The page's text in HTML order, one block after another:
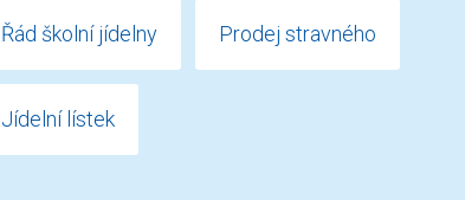
Řád školní jídelny Prodej stravného
Jídelní lístek